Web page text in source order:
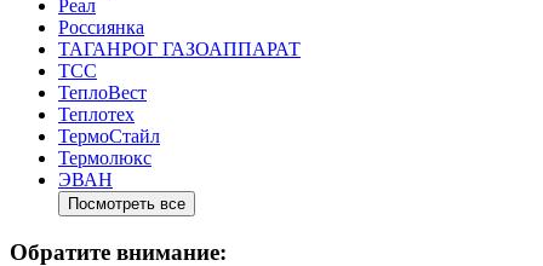
Реал
Россиянка
ТАГАНРОГ ГАЗОАППАРАТ
ТСС
ТеплоВест
Теплотех
ТермоСтайл
Термолюкс
ЭВАН
Посмотреть все
Обратите внимание: